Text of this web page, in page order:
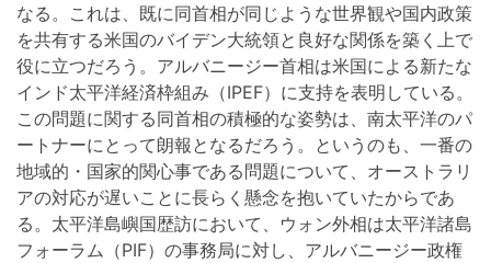
なる。これは、既に同首相が同じような世界観や国内政策
を共有する米国のバイデン大統領と良好な関係を築く上で
役に立つだろう。アルバニージー首相は米国による新たな
インド太平洋経済枠組み（IPEF）に支持を表明している。
この問題に関する同首相の積極的な姿勢は、南太平洋のパ
ートナーにとって朗報となるだろう。というのも、一番の
地域的・国家的関心事である問題について、オーストラリ
アの対応が遅いことに長らく懸念を抱いていたからであ
る。太平洋島嶼国歴訪において、ウォン外相は太平洋諸島
フォーラム（PIF）の事務局に対し、アルバニージー政権